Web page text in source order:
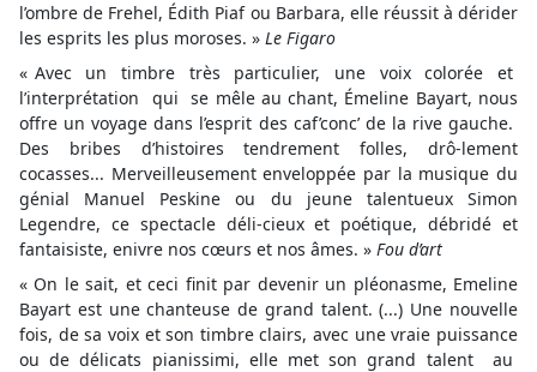
l’ombre de Frehel, Édith Piaf ou Barbara, elle réussit à dérider
les esprits les plus moroses. » Le Figaro
« Avec un timbre très particulier, une voix colorée et
l’interprétation qui se mêle au chant, Émeline Bayart, nous
offre un voyage dans l’esprit des caf’conc’ de la rive gauche.
Des bribes d’histoires tendrement folles, drô-lement
cocasses... Merveilleusement enveloppée par la musique du
génial Manuel Peskine ou du jeune talentueux Simon
Legendre, ce spectacle déli-cieux et poétique, débridé et
fantaisiste, enivre nos cœurs et nos âmes. » Fou d’art
« On le sait, et ceci finit par devenir un pléonasme, Emeline
Bayart est une chanteuse de grand talent. (...) Une nouvelle
fois, de sa voix et son timbre clairs, avec une vraie puissance
ou de délicats pianissimi, elle met son grand talent au